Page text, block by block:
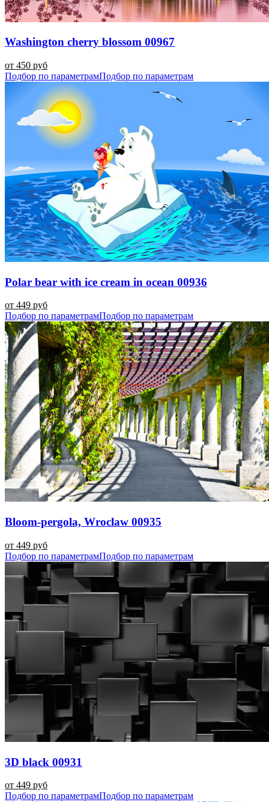
Washington cherry blossom 00967
от 450 руб
Подбор по параметрамПодбор по параметрам
Polar bear with ice cream in ocean 00936
от 449 руб
Подбор по параметрамПодбор по параметрам
Bloom-pergola, Wroclaw 00935
от 449 руб
Подбор по параметрамПодбор по параметрам
3D black 00931
от 449 руб
Подбор по параметрамПодбор по параметрам